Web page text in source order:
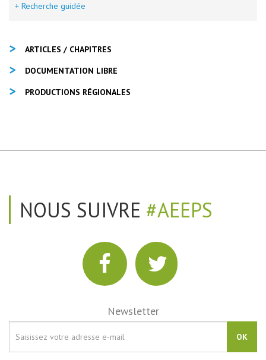
+ Recherche guidée
ARTICLES / CHAPITRES
DOCUMENTATION LIBRE
PRODUCTIONS RÉGIONALES
NOUS SUIVRE #AEEPS
Newsletter
OK